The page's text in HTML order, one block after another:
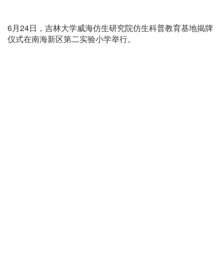
6月24日，吉林大学威海仿生研究院仿生科普教育基地揭牌
仪式在南海新区第二实验小学举行。